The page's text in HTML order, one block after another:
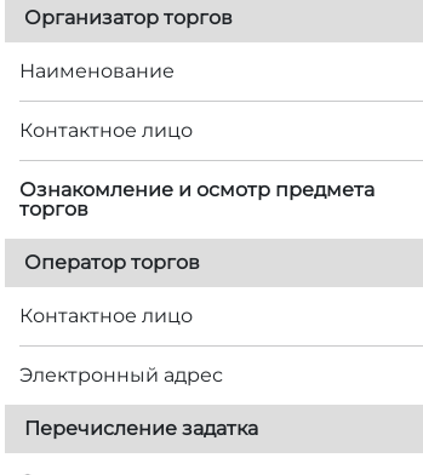
Организатор торгов
Наименование
Контактное лицо
Ознакомление и осмотр предмета
торгов
Оператор торгов
Контактное лицо
Электронный адрес
Перечисление задатка